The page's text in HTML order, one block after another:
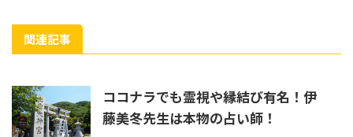
関連記事
ココナラでも霊視や縁結び有名！伊
藤美冬先生は本物の占い師！